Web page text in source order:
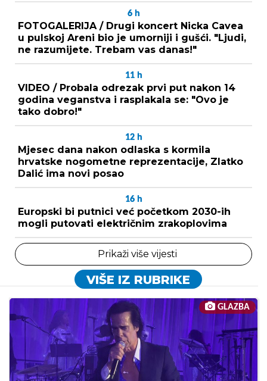
6 h
FOTOGALERIJA / Drugi koncert Nicka Cavea
u pulskoj Areni bio je umorniji i gušći. "Ljudi,
ne razumijete. Trebam vas danas!"
11 h
VIDEO / Probala odrezak prvi put nakon 14
godina veganstva i rasplakala se: "Ovo je
tako dobro!"
12 h
Mjesec dana nakon odlaska s kormila
hrvatske nogometne reprezentacije, Zlatko
Dalić ima novi posao
16 h
Europski bi putnici već početkom 2030-ih
mogli putovati električnim zrakoplovima
Prikaži više vijesti
VIŠE IZ RUBRIKE
GLAZBA